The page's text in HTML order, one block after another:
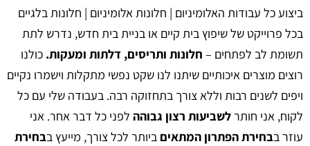
ביצוע כל עבודות האלומיניום | חלונות אלומיניום | חלונות בלגיים
בכל פרוייקט של שיפוץ בית קיים או בניית בית חדש, נדרש לתת
תשומת לב לפתחים – חלונות ותריסים, דלתות ומעקות. כולנו
רוצים מוצרים איכותיים שיתנו לנו שקט נפשי מתקלות וישמרו נקיים
ויפים לשנים רבות וללא צורך בתחזוקה רבה. בעבודה שלי עם כל
לקוח, אני חותרלשביעות רצון גבוהה לפני כל דבר אחר. אני
עוזר בבחירת הפתרון המתאים ביותר לכל צורך, מייעץ בבחירת